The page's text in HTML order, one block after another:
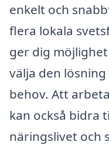
enkelt och
flera lokala
ger dig
välja den
behov. Att
kan också bidra
näringslivet och